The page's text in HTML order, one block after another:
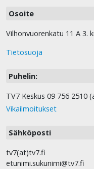
Osoite
Vilhonvuorenkatu 11 A 3.
Tietosuoja
Puhelin:
TV7 Keskus 09 756 2510
Vikailmoitukset
Sähköposti
tv7(at)tv7.fi
etunimi.sukunimi@tv7.fi